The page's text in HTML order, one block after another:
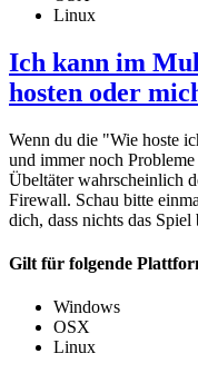
Linux
Ich kann im
hosten oder
Wenn du die "Wie hoste
und immer noch
Übeltäter wahrscheinlich
Firewall. Schau bitte
dich, dass nichts das Spiel
Gilt für folgende
Windows
OSX
Linux